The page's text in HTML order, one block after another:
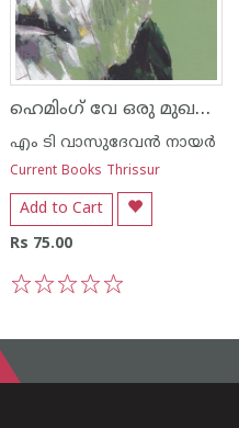
ഹെമിംഗ് വേ ഒരു മുഖവുര
എം ടി വാസുദേവന്‍ നായര്‍
Current Books Thrissur
Add to Cart
Rs 75.00